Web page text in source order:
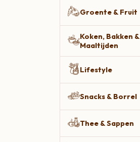
Vleespakketten
Zoetbeleg & Ontbijt
Zoete lekkernijen
Groente & Fruit
Koken, Bakken &
Maaltijden
Lifestyle
Snacks & Borrel
Thee & Sappen